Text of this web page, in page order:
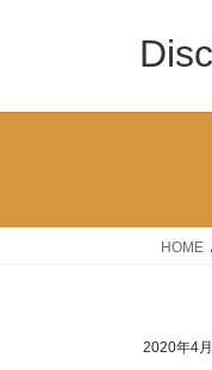
HOME
2020年4